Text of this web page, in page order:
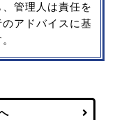
管理人は責任を
アドバイスに基